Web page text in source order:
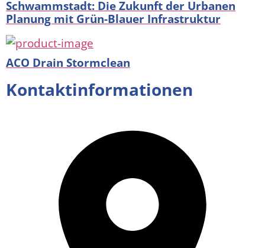
Schwammstadt: Die Zukunft der Urbanen
Planung mit Grün-Blauer Infrastruktur
ACO Drain Stormclean
Kontaktinformationen